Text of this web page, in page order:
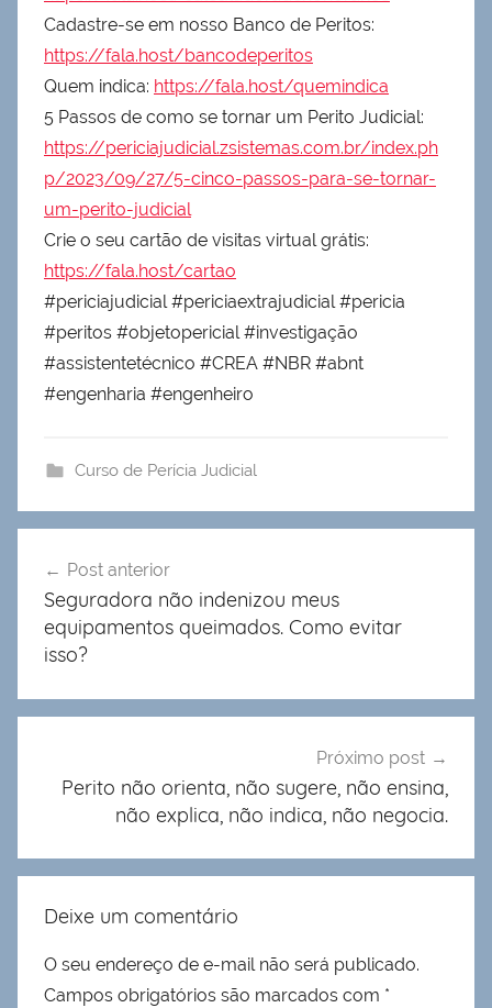
Cadastre-se em nosso Banco de Peritos:
https://fala.host/bancodeperitos
Quem indica: https://fala.host/quemindica
5 Passos de como se tornar um Perito Judicial:
https://periciajudicial.zsistemas.com.br/index.ph
p/2023/09/27/5-cinco-passos-para-se-tornar-
um-perito-judicial
Crie o seu cartão de visitas virtual grátis:
https://fala.host/cartao
#periciajudicial #periciaextrajudicial #pericia
#peritos #objetopericial #investigação
#assistentetécnico #CREA #NBR #abnt
#engenharia #engenheiro
Curso de Perícia Judicial
de
Post
Post anterior
Seguradora não indenizou meus
equipamentos queimados. Como evitar
isso?
Próximo post
Perito não orienta, não sugere, não ensina,
não explica, não indica, não negocia.
Deixe um comentário
O seu endereço de e-mail não será publicado.
Campos obrigatórios são marcados com *